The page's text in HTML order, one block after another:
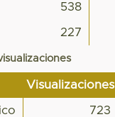
538
227
Visualizaciones
723